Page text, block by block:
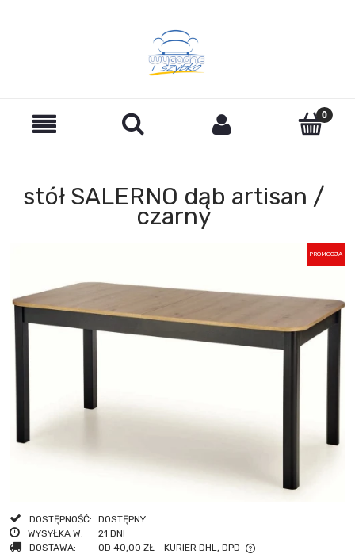
stół SALERNO dąb artisan /
czarny
PROMOCJA
DOSTĘPNOŚĆ:
DOSTĘPNY
WYSYŁKA W:
21 DNI
DOSTAWA:
OD 40,00 ZŁ - KURIER DHL, DPD